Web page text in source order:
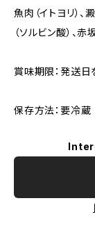
魚肉（イトヨリ）、
（ソルビン酸）、
賞味期限：発送日
保存方法：要冷蔵